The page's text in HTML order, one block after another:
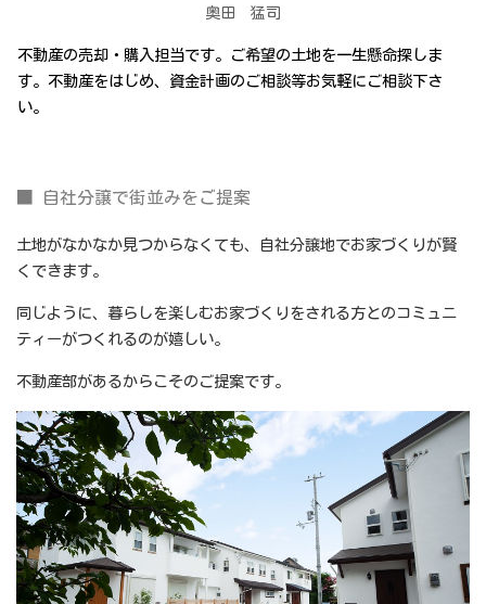
奥田 猛司
不動産の売却・購入担当です。ご希望の土地を一生懸命探しま
す。不動産をはじめ、資金計画のご相談等お気軽にご相談下さ
い。
■ 自社分譲で街並みをご提案
土地がなかなか見つからなくても、自社分譲地でお家づくりが賢
くできます。
同じように、暮らしを楽しむお家づくりをされる方とのコミュニ
ティーがつくれるのが嬉しい。
不動産部があるからこそのご提案です。